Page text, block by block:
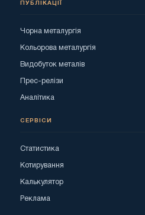
ПУБЛІКАЦІЇ
Чорна металургія
Кольорова металургія
Видобуток металів
Прес-релізи
Аналітика
СЕРВІСИ
Статистика
Котирування
Калькулятор
Реклама